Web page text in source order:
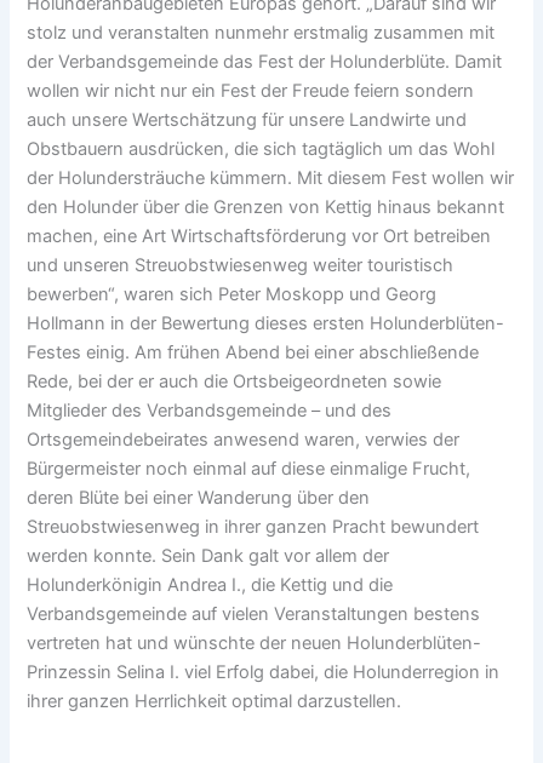
stolz und veranstalten nunmehr erstmalig zusammen mit
der Verbandsgemeinde das Fest der Holunderblüte. Damit
wollen wir nicht nur ein Fest der Freude feiern sondern
auch unsere Wertschätzung für unsere Landwirte und
Obstbauern ausdrücken, die sich tagtäglich um das Wohl
der Holundersträuche kümmern. Mit diesem Fest wollen wir
den Holunder über die Grenzen von Kettig hinaus bekannt
machen, eine Art Wirtschaftsförderung vor Ort betreiben
und unseren Streuobstwiesenweg weiter touristisch
bewerben“, waren sich Peter Moskopp und Georg
Hollmann in der Bewertung dieses ersten Holunderblüten-
Festes einig. Am frühen Abend bei einer abschließende
Rede, bei der er auch die Ortsbeigeordneten sowie
Mitglieder des Verbandsgemeinde – und des
Ortsgemeindebeirates anwesend waren, verwies der
Bürgermeister noch einmal auf diese einmalige Frucht,
deren Blüte bei einer Wanderung über den
Streuobstwiesenweg in ihrer ganzen Pracht bewundert
werden konnte. Sein Dank galt vor allem der
Holunderkönigin Andrea I., die Kettig und die
Verbandsgemeinde auf vielen Veranstaltungen bestens
vertreten hat und wünschte der neuen Holunderblüten-
Prinzessin Selina I. viel Erfolg dabei, die Holunderregion in
ihrer ganzen Herrlichkeit optimal darzustellen.